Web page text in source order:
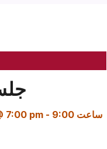
7:00 pm - ساعت 9:00